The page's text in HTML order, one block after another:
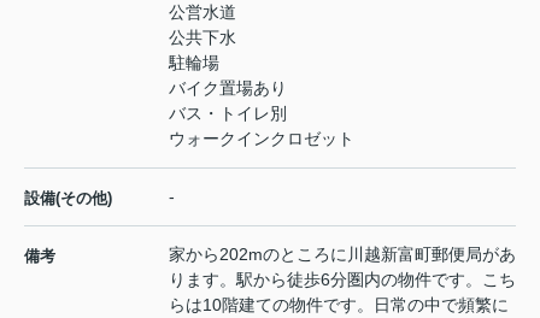
公営水道
公共下水
駐輪場
バイク置場あり
バス・トイレ別
ウォークインクロゼット
設備(その他) -
備考
家から202mのところに川越新富町郵便局があ
ります。駅から徒歩6分圏内の物件です。こち
らは10階建ての物件です。日常の中で頻繁に